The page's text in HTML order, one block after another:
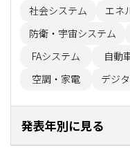
社会システム
エネ
防衛・宇宙システム
FAシステム
自動
空調・家電
デジ
発表年別に見る